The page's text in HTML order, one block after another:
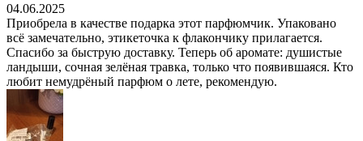
04.06.2025
Приобрела в качестве подарка этот парфюмчик. Упаковано
всё замечательно, этикеточка к флакончику прилагается.
Спасибо за быструю доставку. Теперь об аромате: душистые
ландыши, сочная зелёная травка, только что появившаяся. Кто
любит немудрёный парфюм о лете, рекомендую.